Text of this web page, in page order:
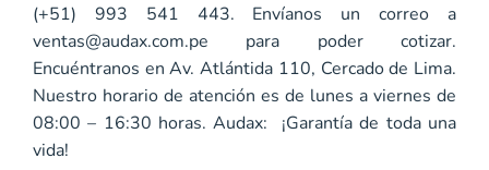
(+51) 993 541 443. Envíanos un correo a
ventas@audax.com.pe para poder cotizar.
Encuéntranos en Av. Atlántida 110, Cercado de Lima.
Nuestro horario de atención es de lunes a viernes de
08:00 – 16:30 horas. Audax: ¡Garantía de toda una
vida!